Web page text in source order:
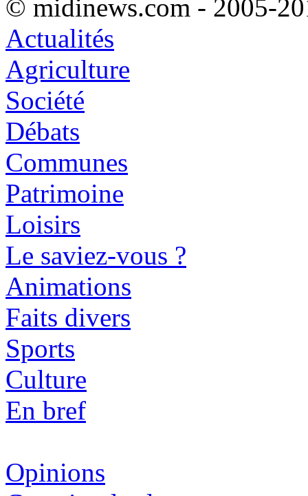
© midinews.com - 2005-
Actualités
Agriculture
Société
Débats
Communes
Patrimoine
Loisirs
Le saviez-vous ?
Animations
Faits divers
Sports
Culture
En bref
Opinions